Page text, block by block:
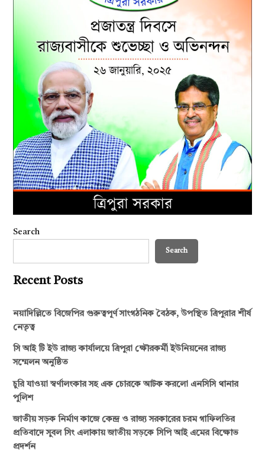
Search
Search
Recent Posts
নয়াদিল্লিতে বিজেপির গুরুত্বপূর্ণ সাংগঠনিক বৈঠক, উপস্থিত ত্রিপুরার শীর্ষ
নেতৃত্ব
সি আই টি ইউ রাজ্য কার্যালয়ে ত্রিপুরা ক্ষৌরকর্মী ইউনিয়নের রাজ্য
সম্মেলন অনুষ্ঠিত
চুরি যাওয়া স্বর্ণালংকার সহ এক চোরকে আটক করলো এনসিসি থানার
পুলিশ
জাতীয় সড়ক নির্মাণ কাজে কেন্দ্র ও রাজ্য সরকারের চরম গাফিলতির
প্রতিবাদে সুবল সিং এলাকায় জাতীয় সড়কে সিপি আই এমের বিক্ষোভ
প্রদর্শন